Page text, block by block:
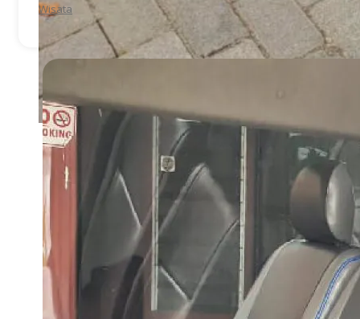
Wisata